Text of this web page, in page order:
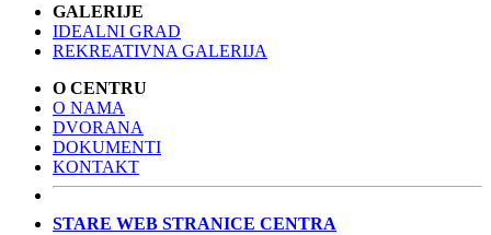
GALERIJE
IDEALNI GRAD
REKREATIVNA GALERIJA
O CENTRU
O NAMA
DVORANA
DOKUMENTI
KONTAKT
STARE WEB STRANICE CENTRA